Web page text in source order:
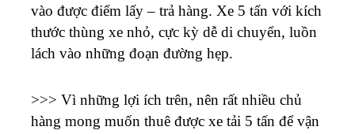
vào được điểm lấy – trả hàng. Xe 5 tấn với kích
thước thùng xe nhỏ, cực kỳ dễ di chuyển, luồn
lách vào những đoạn đường hẹp.
>>> Vì những lợi ích trên, nên rất nhiều chủ
hàng mong muốn thuê được xe tải 5 tấn để vận